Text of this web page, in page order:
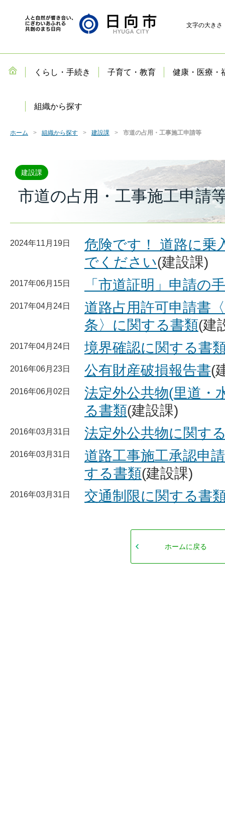
文字の大きさ
くらし・手続き 子育て・教育 健康・医療・
組織から探す
ホーム 組織から探す 建設課 市道の占用・工事施工申請等
建設課
市道の占用・工事施工申請
2024年11月19日
危険です！ 道路に乗
でください(建設課)
2017年06月15日 「市道証明」申請の
2017年04月24日
道路占用許可申請書
条〉に関する書類(建
2017年04月24日 境界確認に関する書
2016年06月23日 公有財産破損報告書(
2016年06月02日
法定外公共物(里道・
る書類(建設課)
2016年03月31日 法定外公共物に関す
2016年03月31日
道路工事施工承認申
する書類(建設課)
2016年03月31日 交通制限に関する書
ホームに戻る